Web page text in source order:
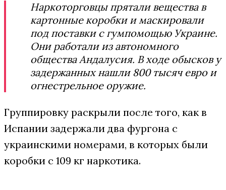
Наркоторговцы прятали вещества в
картонные коробки и маскировали
под поставки с гумпомощью Украине.
Они работали из автономного
общества Андалусия. В ходе обысков у
задержанных нашли 800 тысяч евро и
огнестрельное оружие.
Группировку раскрыли после того, как в
Испании задержали два фургона с
украинскими номерами, в которых были
коробки с 109 кг наркотика.